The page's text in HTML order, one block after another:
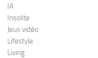
IA
Insolite
Jeux vidéo
Lifestyle
Living